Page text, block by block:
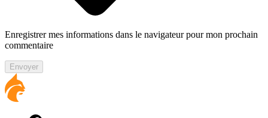
Enregistrer mes informations dans le navigateur pour mon prochain
commentaire
Envoyer